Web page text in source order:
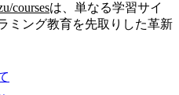
coursesは、単なる学習サイ
ミング教育を先取りした革新